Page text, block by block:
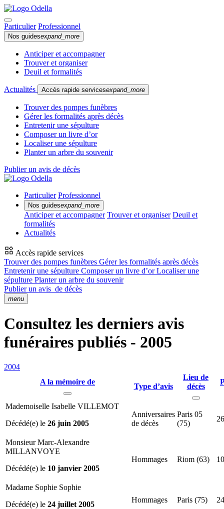
Particulier Professionnel
Nos guidesexpand_more
Anticiper et accompagner
Trouver et organiser
Deuil et formalités
Actualités Accès rapide servicesexpand_more
Trouver des pompes funèbres
Gérer les formalités après décès
Entretenir une sépulture
Composer un livre d’or
Localiser une sépulture
Planter un arbre du souvenir
Publier un avis de décès
Particulier Professionnel
Nos guidesexpand_more
Anticiper et accompagner Trouver et organiser Deuil et
formalités
Actualités
Accès rapide services
Trouver des pompes funèbres Gérer les formalités après décès
Entretenir une sépulture Composer un livre d’orLocaliser une
sépulture Planter un arbre du souvenir
Publier un avis de décès
menu
Consultez les derniers avis
funéraires publiés - 2005
2004
A la mémoire de
Type d’avis
Lieu de
décès
Mademoiselle Isabelle VILLEMOT
Décédé(e) le 26 juin 2005
Anniversaires
de décès
Paris 05
(75)
Monsieur Marc-Alexandre
MILLANVOYE
Décédé(e) le 10 janvier 2005
Hommages Riom (63)
Madame Sophie Sophie
Décédé(e) le 24 juillet 2005
Hommages Paris (75)